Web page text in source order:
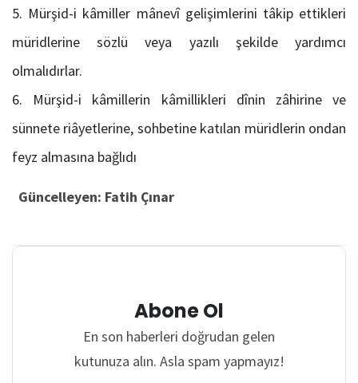
Mürşid-i kâmiller mânevî gelişimlerini tâkip ettikleri
müridlerine sözlü veya yazılı şekilde yardımcı
olmalıdırlar.
Mürşid-i kâmillerin kâmillikleri dînin zâhirine ve
sünnete riâyetlerine, sohbetine katılan müridlerin ondan
feyz almasına bağlıdı
Güncelleyen: Fatih Çınar
Abone Ol
En son haberleri doğrudan gelen
kutunuza alın. Asla spam yapmayız!